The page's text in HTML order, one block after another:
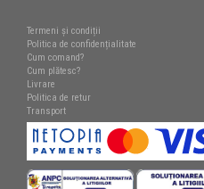
Termeni și condiții
Politica de confidențialitate
Cum comand?
Cum plătesc?
Livrare
Politica de retur
Transport